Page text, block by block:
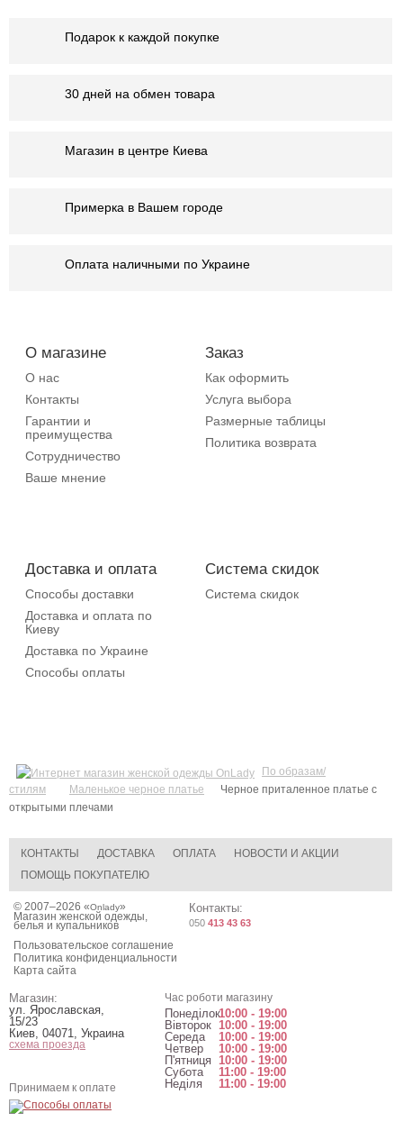
Подарок к каждой покупке
30 дней на обмен товара
Магазин в центре Киева
Примерка в Вашем городе
Оплата наличными по Украине
О магазине
О нас
Контакты
Гарантии и
преимущества
Сотрудничество
Ваше мнение
Заказ
Как оформить
Услуга выбора
Размерные таблицы
Политика возврата
Доставка и оплата
Способы доставки
Доставка и оплата по
Киеву
Доставка по Украине
Способы оплаты
Система скидок
Система скидок
По образам/
стилям
Маленькое черное платье
Черное приталенное платье с
открытыми плечами
КОНТАКТЫ ДОСТАВКА ОПЛАТА
НОВОСТИ И АКЦИИ
ПОМОЩЬ ПОКУПАТЕЛЮ
© 2007–2026 «Onlady»
Магазин женской одежды,
белья и купальников
Пользовательское соглашение
Политика конфиденциальности
Карта сайта
Контакты:
050 413 43 63
Магазин:
ул. Ярославская,
15/23
Киев 04071 Украина
схема проезда
Час роботи магазину
Понеділок10:00 - 19:00
Вівторок 10:00 - 19:00
Середа
10:00 - 19:00
Четвер
10:00 - 19:00
П'ятниця 10:00 - 19:00
Субота
11:00 - 19:00
Неділя
11:00 - 19:00
Принимаем к оплате